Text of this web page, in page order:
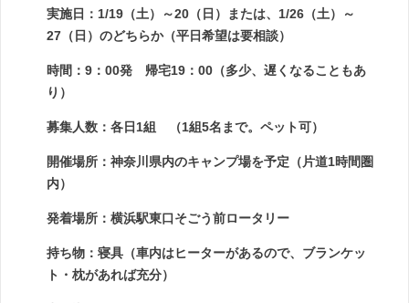
実施日：1/19（土）～20（日）または、1/26（土）～
27（日）のどちらか（平日希望は要相談）
時間：9：00発 帰宅19：00（多少、遅くなることもあ
り）
募集人数：各日1組 （1組5名まで。ペット可）
開催場所：神奈川県内のキャンプ場を予定（片道1時間圏
内）
発着場所：横浜駅東口そごう前ロータリー
持ち物：寝具（車内はヒーターがあるので、ブランケッ
ト・枕があれば充分）